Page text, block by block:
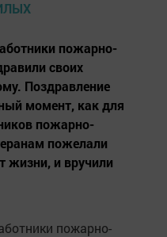
пожарно-
своих
Поздравление
момент, как для
пожарно-
пожелали
жизни, и вручили
пожарно-